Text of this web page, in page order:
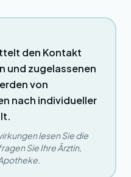
den Kontakt
und zugelassenen
von
nach individueller
lesen Sie die
Sie Ihre Ärztin,